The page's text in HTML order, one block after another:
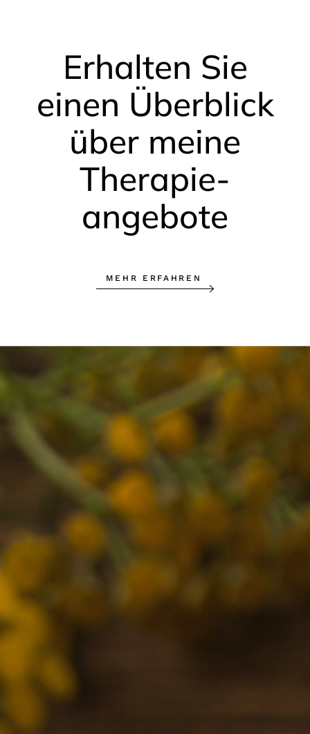
Erhalten Sie
einen Überblick
über meine
Therapie­
angebote
MEHR ERFAHREN